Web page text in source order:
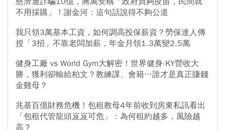
不用採購」！謝金河：這句話說得不夠公道
我只領3萬基本工資，如何調高投保薪資？勞保達人傳
授「3招」不靠老闆加薪，年金月領1.3萬變2.5萬
健身工廠 vs World Gym大解密！世界健身-KY營收大
勝，獲利卻輸給柏文？教練課、會籍…誰才是真正賺錢
金雞母？
兆基百億財務危機！包租教母4年前收到房東私訊看出
「包租代管龍頭岌岌可危」：為何租約越多，風險越
高？